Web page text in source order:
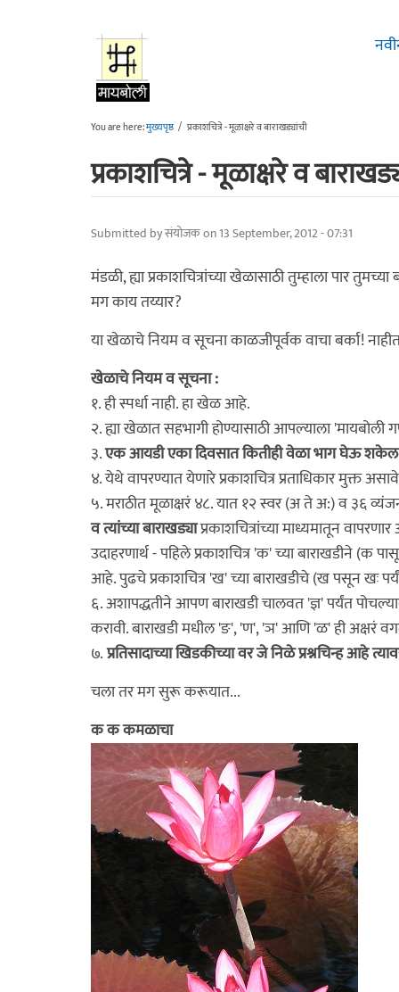
You are here:मुख्यपृष्ठ / प्रकाशचित्रे - मूळाक्षरे व बाराखड्यांची
प्रकाशचित्रे - मूळाक्षरे व
Submitted byसंयोजकon 13 September, 2012 - 07:31
मंडळी, ह्या प्रकाशचित्रांच्या खेळासाठी तुम्हाला पार
मग काय तय्यार?
या खेळाचे नियम व सूचना काळजीपूर्वक वाचा बर्का!
खेळाचे नियम व सूचना :
१. ही स्पर्धा नाही. हा खेळ आहे.
२. ह्या खेळात सहभागी होण्यासाठी आपल्याला
३.एक आयडी एका दिवसात कितीही वेळा भाग घेऊ शकेल,
४. येथे वापरण्यात येणारे प्रकाशचित्र प्रताधिकार मुक्त
५. मराठीत मूळाक्षरं ४८. यात १२ स्वर (अ ते अ:) व ३६
व त्यांच्या बाराखड्याप्रकाशचित्रांच्या माध्यमातून
उदाहरणार्थ - पहिले प्रकाशचित्र 'क' च्या बाराखडीने (क
आहे. पुढचे प्रकाशचित्र 'ख' च्या बाराखडीचे (ख पसून खः
६. अशापद्धतीने आपण बाराखडी चालवत 'ज्ञ' पर्यंत
करावी. बाराखडी मधील 'ङ', 'ण', 'ञ' आणि 'ळ' ही अक्षरं
७.प्रतिसादाच्या खिडकीच्या वर जे निळे प्रश्नचिन्ह आहे
चला तर मग सुरू करूयात...
क क कमळाचा